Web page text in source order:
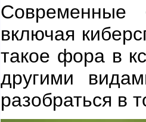
Современные
включая
такое фора в
другими
разобраться в